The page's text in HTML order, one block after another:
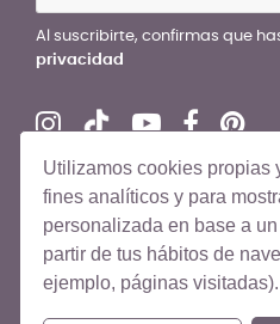
Utilizamos cookies propias
fines analíticos y para
personalizada en base a
partir de tus hábitos de
ejemplo, páginas visitadas).
Al suscribirte, confirmas que
privacidad
© El Recién Nacido 2026. Todos